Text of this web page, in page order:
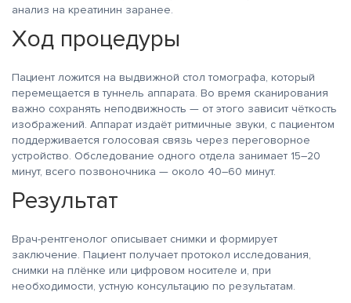
анализ на креатинин заранее.
Ход процедуры
Пациент ложится на выдвижной стол томографа, который
перемещается в туннель аппарата. Во время сканирования
важно сохранять неподвижность — от этого зависит чёткость
изображений. Аппарат издаёт ритмичные звуки, с пациентом
поддерживается голосовая связь через переговорное
устройство. Обследование одного отдела занимает 15–20
минут, всего позвоночника — около 40–60 минут.
Результат
Врач-рентгенолог описывает снимки и формирует
заключение. Пациент получает протокол исследования,
снимки на плёнке или цифровом носителе и, при
необходимости, устную консультацию по результатам.